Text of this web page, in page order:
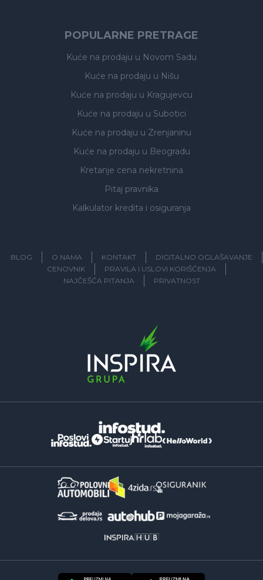
POPULARNE PRETRAGE
Kuće na prodaju u Novom Sadu
Kuće na prodaju u Nišu
Kuće na prodaju u Kragujevcu
Kuće na prodaju u Subotici
Kuće na prodaju u Zrenjaninu
Kuće na prodaju u Beogradu
Kretanje cena nekretnina
Pitaj pravnika
Kalkulator kredita i osiguranja
BLOG O NAMA KONTAKT
DIGITALNO OGLAŠAVANJE
CENOVNIK
PRAVILA I USLOVI KORIŠĆENJA
NAJČEŠĆA PITANJA
PRIVATNOST